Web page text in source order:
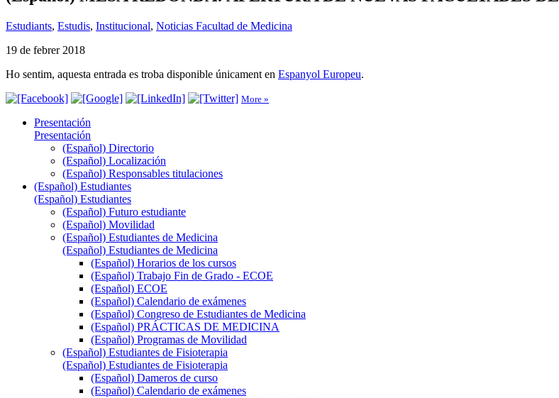
Estudiants, Estudis, Institucional, Noticias Facultad de Medicina
19 de febrer 2018
Ho sentim, aquesta entrada es troba disponible únicament en Espanyol Europeu.
More »
Presentación
Presentación
(Español) Directorio
(Español) Localización
(Español) Responsables titulaciones
(Español) Estudiantes
(Español) Estudiantes
(Español) Futuro estudiante
(Español) Movilidad
(Español) Estudiantes de Medicina
(Español) Estudiantes de Medicina
(Español) Horarios de los cursos
(Español) Trabajo Fin de Grado - ECOE
(Español) ECOE
(Español) Calendario de exámenes
(Español) Congreso de Estudiantes de Medicina
(Español) PRÁCTICAS DE MEDICINA
(Español) Programas de Movilidad
(Español) Estudiantes de Fisioterapia
(Español) Estudiantes de Fisioterapia
(Español) Dameros de curso
(Español) Calendario de exámenes